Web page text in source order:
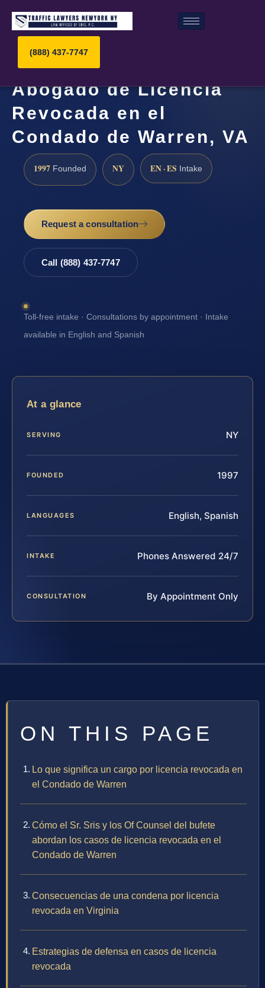
(888) 437-7747
Abogado de Licencia
Revocada en el
Condado de Warren, VA
1997 Founded NY EN · ES Intake
Request a consultation
Call (888) 437-7747
Toll-free intake · Consultations by appointment · Intake
available in English and Spanish
At a glance
SERVING NY
FOUNDED 1997
LANGUAGES English, Spanish
INTAKE Phones Answered 24/7
CONSULTATION By Appointment Only
ON THIS PAGE
Lo que significa un cargo por licencia revocada en
el Condado de Warren
Cómo el Sr. Sris y los Of Counsel del bufete
abordan los casos de licencia revocada en el
Condado de Warren
Consecuencias de una condena por licencia
revocada en Virginia
Estrategias de defensa en casos de licencia
revocada